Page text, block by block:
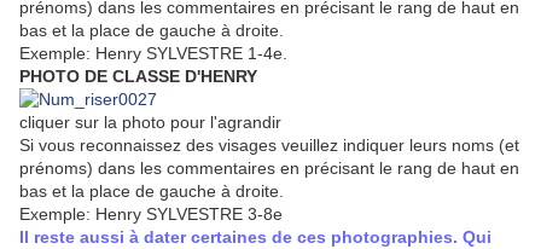
prénoms) dans les commentaires en précisant le rang de haut en
bas et la place de gauche à droite.
Exemple: Henry SYLVESTRE 1-4e.
PHOTO DE CLASSE D'HENRY
cliquer sur la photo pour l'agrandir
Si vous reconnaissez des visages veuillez indiquer leurs noms (et
prénoms) dans les commentaires en précisant le rang de haut en
bas et la place de gauche à droite.
Exemple: Henry SYLVESTRE 3-8e
Il reste aussi à dater certaines de ces photographies. Qui